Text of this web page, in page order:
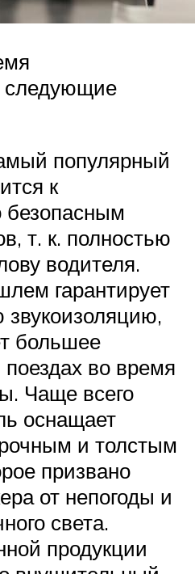
следующие
популярный
к
т. к. полностью
водителя.
гарантирует
звукоизоляцию,
большее
во время
Чаще всего
оснащает
и толстым
призвано
от непогоды и
света.
продукции